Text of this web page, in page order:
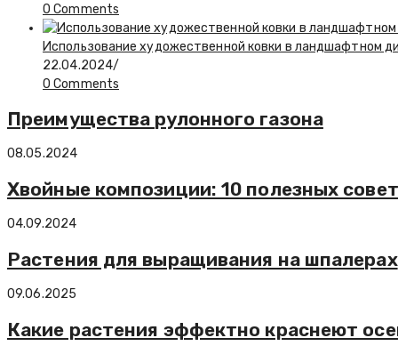
0 Comments
Использование художественной ковки в ландшафтном
22.04.2024/
0 Comments
Преимущества рулонного газона
08.05.2024
Хвойные композиции: 10 полезных
04.09.2024
Растения для выращивания на шпалерах
09.06.2025
Какие растения эффектно краснеют